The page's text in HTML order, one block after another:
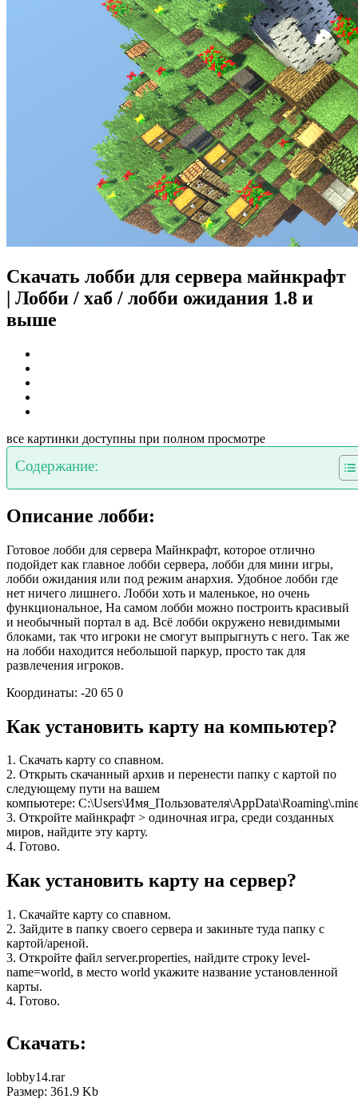
Скачать лобби для сервера майнкрафт
| Лобби / хаб / лобби ожидания 1.8 и
выше
все картинки доступны при полном просмотре
Содержание:
Описание лобби:
Готовое лобби для сервера Майнкрафт, которое отлично
подойдет как главное лобби сервера, лобби для мини игры,
лобби ожидания или под режим анархия. Удобное лобби где
нет ничего лишнего. Лобби хоть и маленькое, но очень
функциональное, На самом лобби можно построить красивый
и необычный портал в ад. Всё лобби окружено невидимыми
блоками, так что игроки не смогут выпрыгнуть с него. Так же
на лобби находится небольшой паркур, просто так для
развлечения игроков.
Координаты: -20 65 0
Как установить карту на компьютер?
1. Скачать карту со спавном.
2. Открыть скачанный архив и перенести папку с картой по
следующему пути на вашем
компьютере:
3. Откройте майнкрафт > одиночная игра, среди созданных
миров, найдите эту карту.
4. Готово.
Как установить карту на сервер?
1. Скачайте карту со спавном.
2. Зайдите в папку своего сервера и закиньте туда папку с
картой/ареной.
3. Откройте файл server.properties, найдите строку level-
name=world, в место world укажите название установленной
карты.
4. Готово.
Скачать:
lobby14.rar
Размер: 361.9 Kb